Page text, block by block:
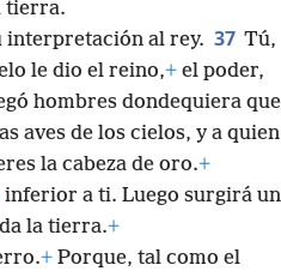
golpeó la estatua se
tierra.
interpretación al rey. 37 Tú,
le dio el reino,+el poder,
hombres dondequiera que
aves de los cielos, y a quien
la cabeza de oro.+
inferior a ti. Luego surgirá un
la tierra.+